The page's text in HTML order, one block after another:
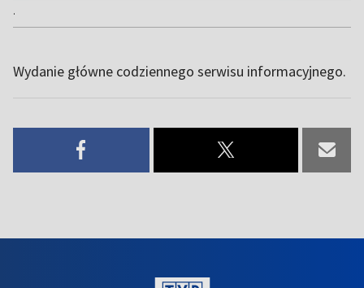
.
Wydanie główne codziennego serwisu informacyjnego.